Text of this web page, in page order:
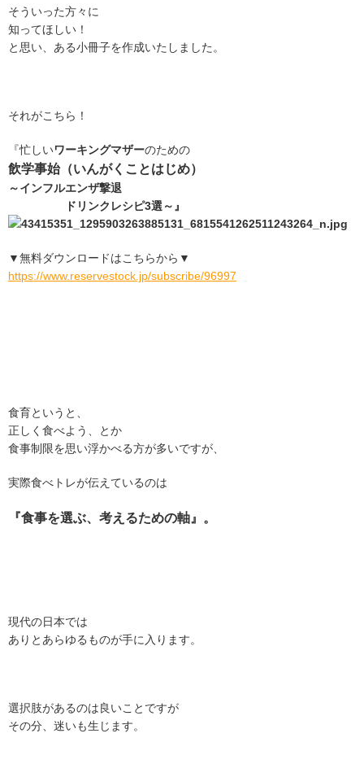
そういった方々に
知ってほしい！
と思い、ある小冊子を作成いたしました。
それがこちら！
『忙しいワーキングマザーのための
飲学事始（いんがくことはじめ）
～インフルエンザ撃退
ドリンクレシピ3選～』
▼無料ダウンロードはこちらから▼
https://www.reservestock.jp/subscribe/96997
食育というと、
正しく食べよう、とか
食事制限を思い浮かべる方が多いですが、
実際食べトレが伝えているのは
『食事を選ぶ、考えるための軸』。
現代の日本では
ありとあらゆるものが手に入ります。
選択肢があるのは良いことですが
その分、迷いも生じます。